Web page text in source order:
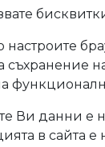
настроите
съхранение
Ви данни е
в сайта е
Арт. No:
Размер: